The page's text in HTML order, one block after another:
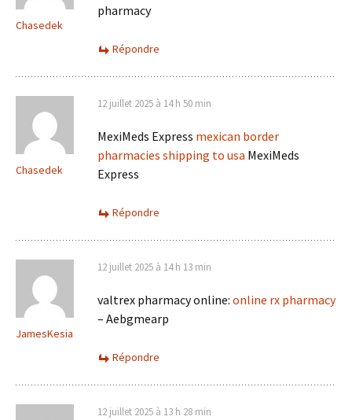
Chasedek
pharmacy
Répondre
Chasedek
12 juillet 2025 à 14 h 50 min
MexiMeds Express mexican border
pharmacies shipping to usa MexiMeds
Express
Répondre
JamesKesia
12 juillet 2025 à 14 h 13 min
valtrex pharmacy online: online rx pharmacy
– Aebgmearp
Répondre
12 juillet 2025 à 13 h 28 min